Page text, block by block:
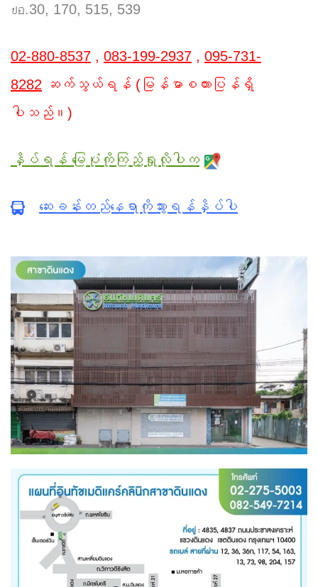
ปอ.30, 170, 515, 539
02-880-8537 , 083-199-2937 , 095-731-
8282 ဆက်သွယ်ရန် (မြန်မာစကားပြန်ရှိ
ပါသည်။)
နှိပ်ရန် မြေပုံကိုကြည့်ရှုလိုပါက
ဆေးခန်းတည်နေရာကိုသွားရန်နှိပ်ပါ